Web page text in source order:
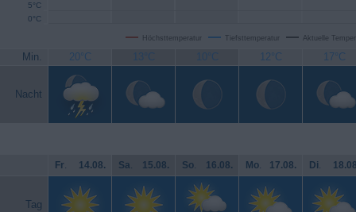
Höchsttemperatur Tiefsttemperatur Aktuelle
0°C
5°C
Min. 20°C 13°C 10°C 12°C 17°C
Nacht
Fr. 14.08. Sa. 15.08. So. 16.08. Mo. 17.08. Di.
Tag